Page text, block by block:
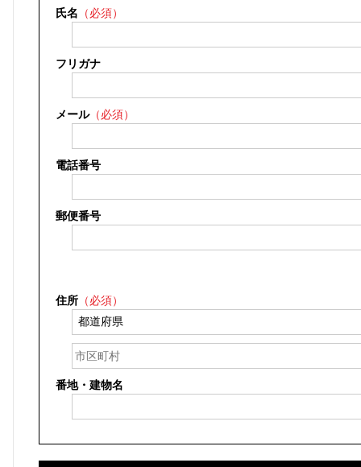
氏名 （必須）
フリガナ
メール（必須）
電話番号
郵便番号
住所 （必須）
番地・建物名